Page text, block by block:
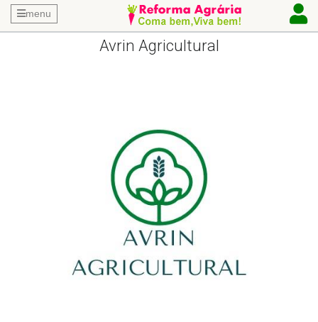
menu
Avrin Agricultural